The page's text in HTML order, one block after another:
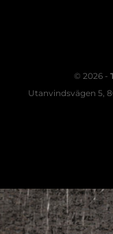
© 2026 -
Utanvindsvägen 5,